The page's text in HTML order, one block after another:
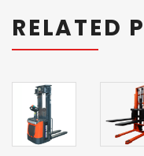
RELATED